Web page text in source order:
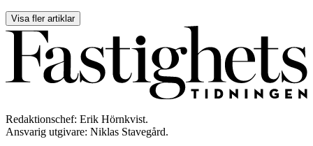
Visa fler artiklar
Redaktionschef: Erik Hörnkvist.
Ansvarig utgivare: Niklas Stavegård.